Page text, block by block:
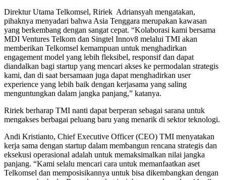
Direktur Utama Telkomsel, Ririek Adriansyah mengatakan,
pihaknya menyadari bahwa Asia Tenggara merupakan kawasan
yang berkembang dengan sangat cepat. “Kolaborasi kami bersama
MDI Ventures Telkom dan Singtel Innov8 melalui TMI akan
memberikan Telkomsel kemampuan untuk menghadirkan
engagement model yang lebih fleksibel, responsif dan dapat
diandalkan bagi startup yang mencari akses ke permodalan strategis
kami, dan di saat bersamaan juga dapat menghadirkan user
experience yang lebih baik dengan kerjasama yang saling
menguntungkan dalam jangka panjang,” katanya.
Ririek berharap TMI nanti dapat berperan sebagai sarana untuk
mengakses berbagai peluang baru yang menarik di sektor teknologi.
Andi Kristianto, Chief Executive Officer (CEO) TMI menyatakan
kerja sama dengan startup dalam membangun rencana strategis dan
eksekusi operasional adalah untuk memaksimalkan nilai jangka
panjang. “Kami selalu mencari cara untuk memanfaatkan aset
Telkomsel dan memposisikannya untuk bisa dikembangkan dengan